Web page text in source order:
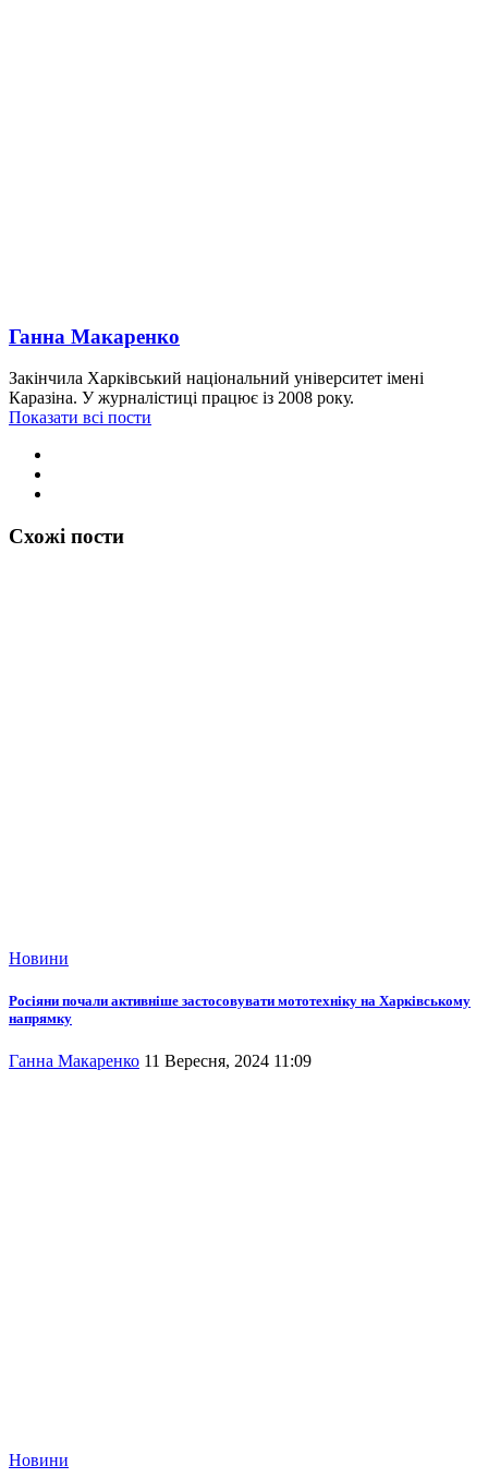
Ганна Макаренко
Закінчила Харківський національний університет імені
Каразіна. У журналістиці працює із 2008 року.
Показати всі пости
Схожі пости
Новини
Росіяни почали активніше застосовувати мототехніку на Харківському
напрямку
Ганна Макаренко 11 Вересня, 2024 11:09
Новини